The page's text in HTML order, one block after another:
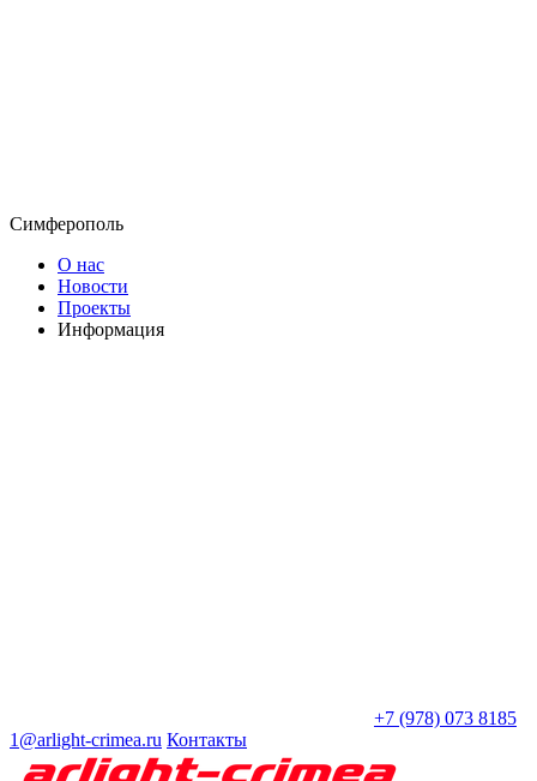
Симферополь
О нас
Новости
Проекты
Информация
+7 (978) 073 8185
1@arlight-crimea.ru Контакты